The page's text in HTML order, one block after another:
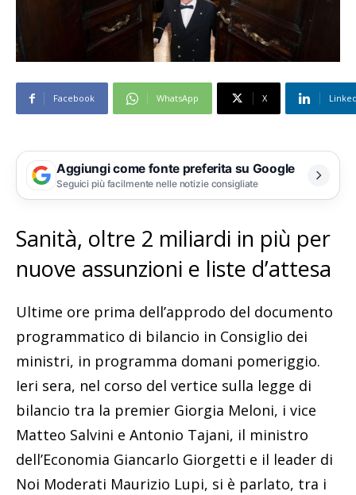
Facebook WhatsApp X
Aggiungi come fonte preferita su Google
Seguici più facilmente nelle notizie consigliate
Sanità, oltre 2 miliardi in più per
nuove assunzioni e liste d’attesa
Ultime ore prima dell’approdo del documento
programmatico di bilancio in Consiglio dei
ministri, in programma domani pomeriggio.
Ieri sera, nel corso del vertice sulla legge di
bilancio tra la premier Giorgia Meloni, i vice
Matteo Salvini e Antonio Tajani, il ministro
dell’Economia Giancarlo Giorgetti e il leader di
Noi Moderati Maurizio Lupi, si è parlato, tra i